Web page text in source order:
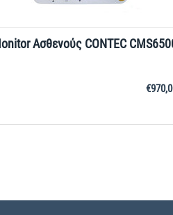
Ασθενούς CONTEC
€